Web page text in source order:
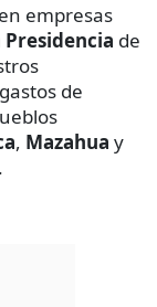
empresas
de
de
, Mazahua y